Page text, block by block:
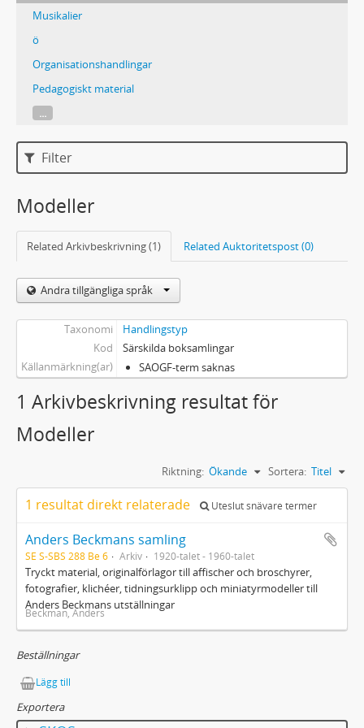
Musikalier
ö
Organisationshandlingar
Pedagogiskt material
...
Filter
Modeller
Related Arkivbeskrivning (1) Related Auktoritetspost (0)
Andra tillgängliga språk
Taxonomi
Handlingstyp
Kod
Särskilda boksamlingar
Källanmärkning(ar)
SAOGF-term saknas
1 Arkivbeskrivning resultat för
Modeller
Sortera: Titel
Riktning: Ökande
1 resultat direkt relaterade Uteslut snävare termer
Anders Beckmans samling
SE S-SBS 288 Be 6 Arkiv 1920-talet - 1960-talet
Tryckt material, originalförlagor till affischer och broschyrer,
fotografier, klichéer, tidningsurklipp och miniatyrmodeller till
Anders Beckmans utställningar
Beckman, Anders
Beställningar
Lägg till
Exportera